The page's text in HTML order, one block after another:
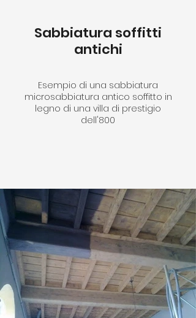
Sabbiatura soffitti
antichi
Esempio di una sabbiatura
microsabbiatura antico soffitto in
legno di una villa di prestigio
dell'800